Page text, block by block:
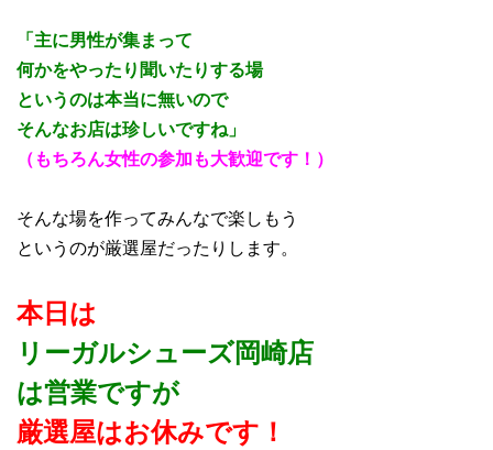
「主に男性が集まって
何かをやったり聞いたりする場
というのは本当に無いので
そんなお店は珍しいですね」
（もちろん女性の参加も大歓迎です！）
そんな場を作ってみんなで楽しもう
というのが厳選屋だったりします。
本日は
リーガルシューズ岡崎店
は営業ですが
厳選屋はお休みです！